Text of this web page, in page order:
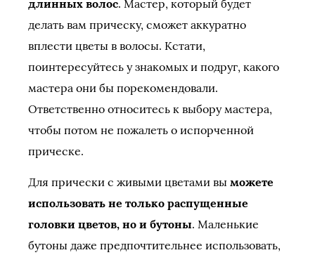
длинных волос. Мастер, который будет
делать вам прическу, сможет аккуратно
вплести цветы в волосы. Кстати,
поинтересуйтесь у знакомых и подруг, какого
мастера они бы порекомендовали.
Ответственно относитесь к выбору мастера,
чтобы потом не пожалеть о испорченной
прическе.
Для прически с живыми цветами вы можете
использовать не только распущенные
головки цветов, но и бутоны. Маленькие
бутоны даже предпочтительнее использовать,